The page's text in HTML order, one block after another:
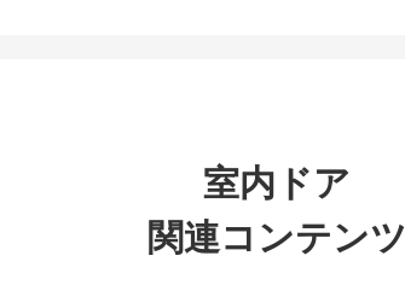
室内ドア
関連コンテンツ